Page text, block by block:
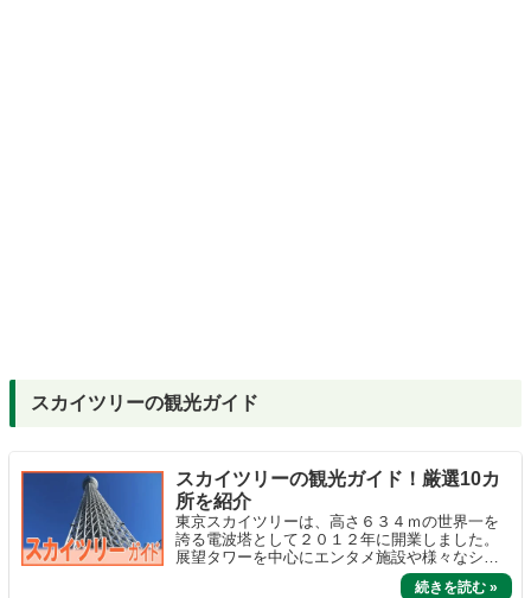
スカイツリーの観光ガイド
スカイツリーの観光ガイド！厳選10カ
所を紹介
東京スカイツリーは、高さ６３４ｍの世界一を
誇る電波塔として２０１２年に開業しました。
展望タワーを中心にエンタメ施設や様々なショ
ップが集まり、東京の人気観光スポットになっ